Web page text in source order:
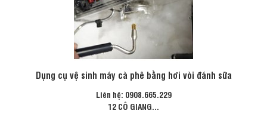
Dụng cụ vệ sinh máy cà phê bằng hơi vòi đánh sữa
Liên hệ: 0908.665.229
12 CÔ GIANG...